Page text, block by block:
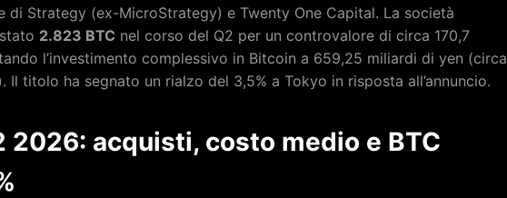
di Strategy (ex-MicroStrategy) e Twenty One Capital. La società
2.823 BTC nel corso del Q2 per un controvalore di circa 170,7
l’investimento complessivo in Bitcoin a 659,25 miliardi di yen (circa
Il titolo ha segnato un rialzo del 3,5% a Tokyo in risposta all’annuncio.
2026: acquisti, costo medio e BTC